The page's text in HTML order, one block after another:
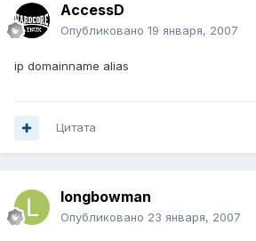
AccessD
Опубликовано 19 января, 2007
ip domainname alias
Цитата
longbowman
Опубликовано 23 января, 2007